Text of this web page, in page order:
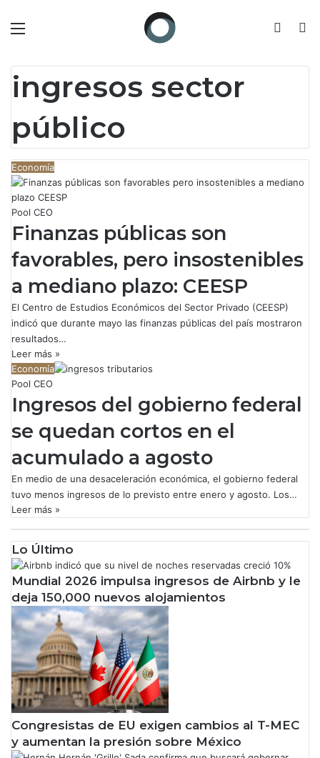
ingresos sector
público
Economía
Pool CEO
Finanzas públicas son
favorables, pero insostenibles
a mediano plazo: CEESP
El Centro de Estudios Económicos del Sector Privado (CEESP)
indicó que durante mayo las finanzas públicas del país mostraron
resultados…
Leer más »
Economía
Pool CEO
Ingresos del gobierno federal
se quedan cortos en el
acumulado a agosto
En medio de una desaceleración económica, el gobierno federal
tuvo menos ingresos de lo previsto entre enero y agosto. Los…
Leer más »
Lo Último
Mundial 2026 impulsa ingresos de Airbnb y le
deja 150,000 nuevos alojamientos
Congresistas de EU exigen cambios al T-MEC
y aumentan la presión sobre México